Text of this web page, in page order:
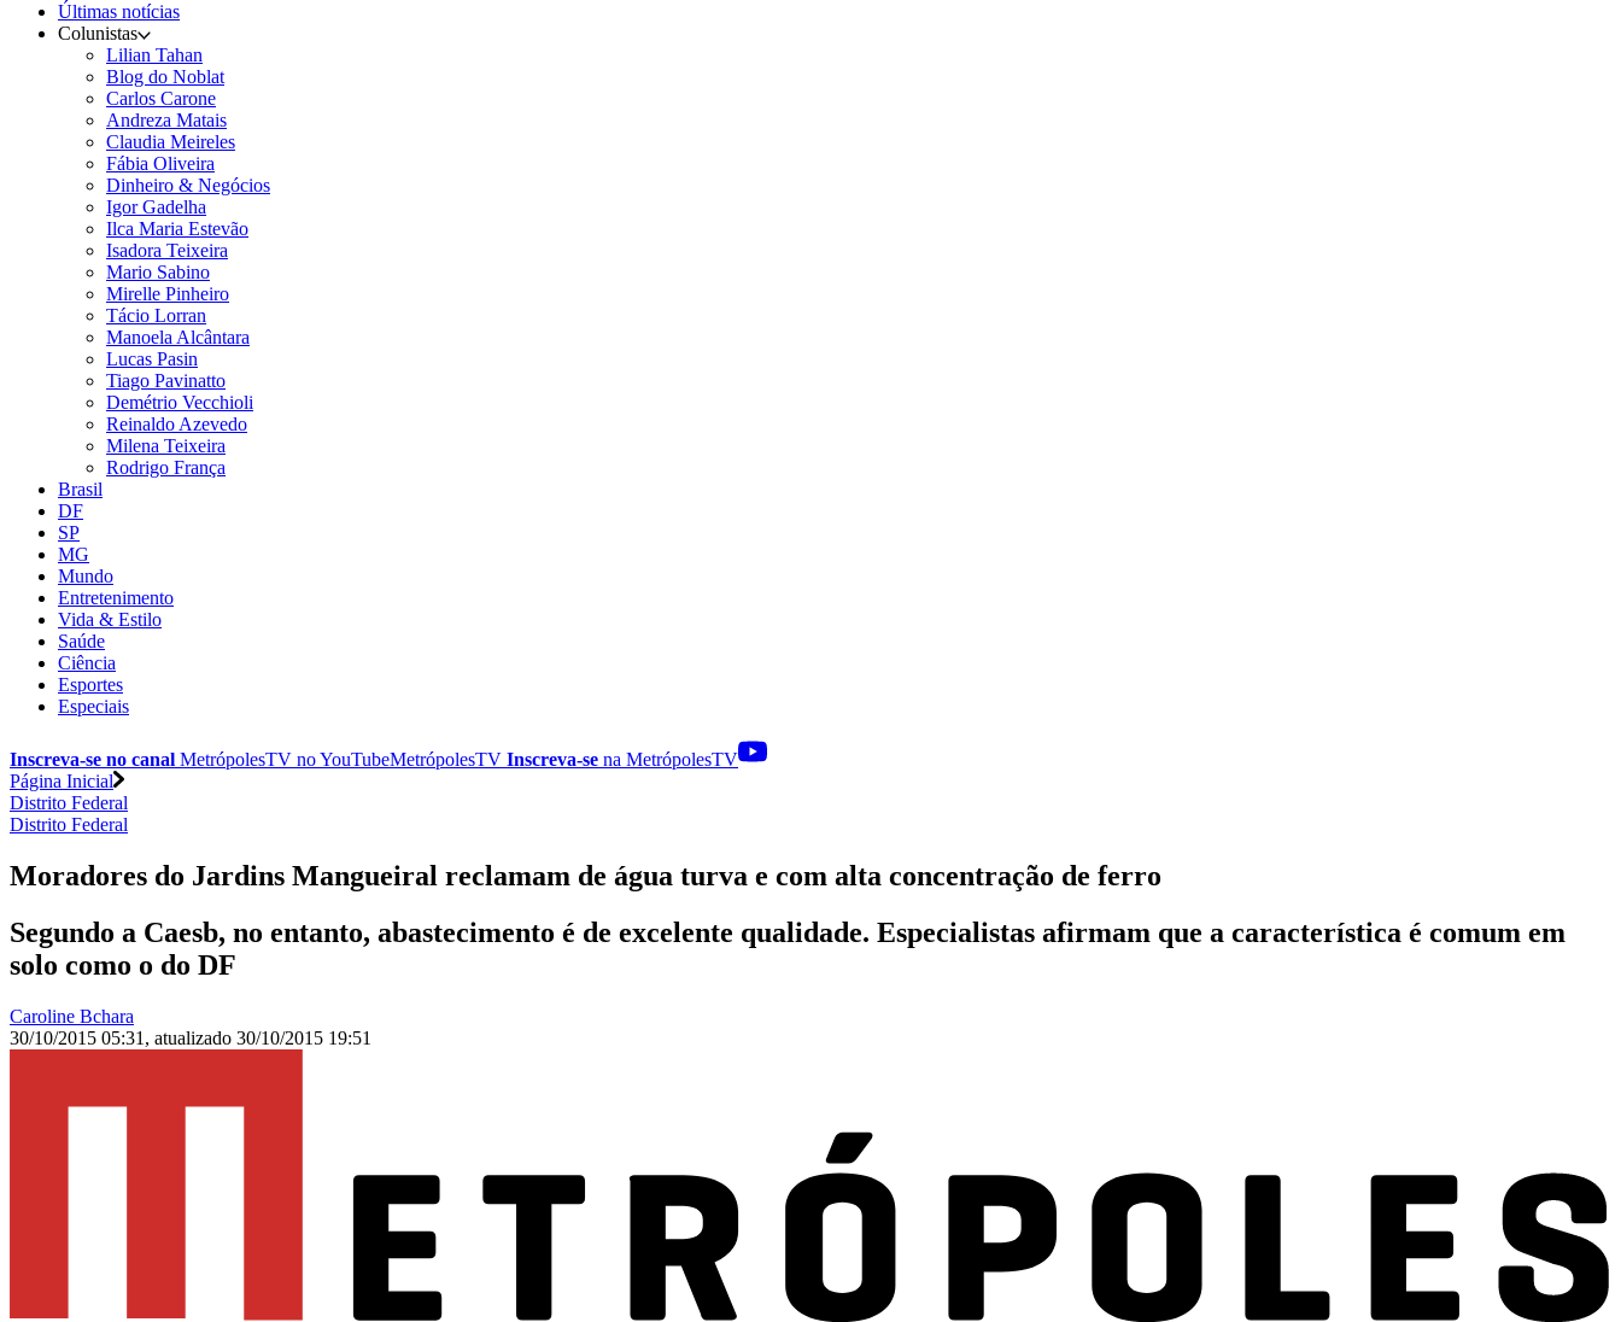
Últimas notícias
Colunistas
Lilian Tahan
Blog do Noblat
Carlos Carone
Andreza Matais
Claudia Meireles
Fábia Oliveira
Dinheiro & Negócios
Igor Gadelha
Ilca Maria Estevão
Isadora Teixeira
Mario Sabino
Mirelle Pinheiro
Tácio Lorran
Manoela Alcântara
Lucas Pasin
Tiago Pavinatto
Demétrio Vecchioli
Reinaldo Azevedo
Milena Teixeira
Rodrigo França
Brasil
DF
SP
MG
Mundo
Entretenimento
Vida & Estilo
Saúde
Ciência
Esportes
Especiais
Inscreva-se no canal MetrópolesTV noYouTubeMetrópolesTV Inscreva-se na MetrópolesTV
Página Inicial
Distrito Federal
Distrito Federal
Moradores do Jardins Mangueiral reclamam de água turva e com alta concentração de ferro
Segundo a Caesb, no entanto, abastecimento é de excelente qualidade. Especialistas afirmam que a característica é comum em
solo como o do DF
Caroline Bchara
30/10/2015 05:31 , atualizado 30/10/2015 19:51